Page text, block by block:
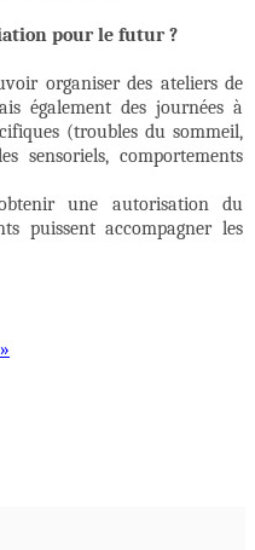
pour le futur ?
organiser des ateliers de
également des journées à
(troubles du sommeil,
sensoriels, comportements
une autorisation du
puissent accompagner les